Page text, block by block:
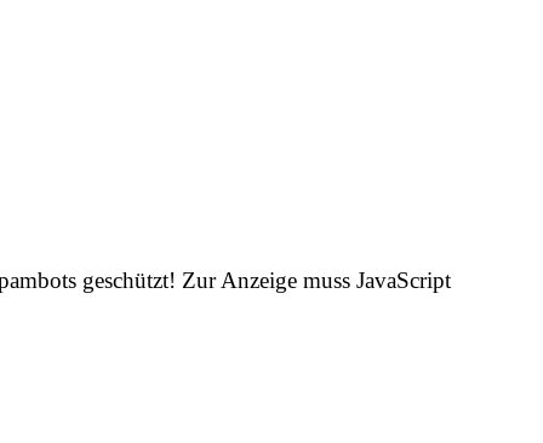
geschützt! Zur Anzeige muss JavaScript